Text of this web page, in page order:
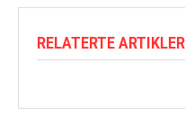
RELATERTE ARTIKLER